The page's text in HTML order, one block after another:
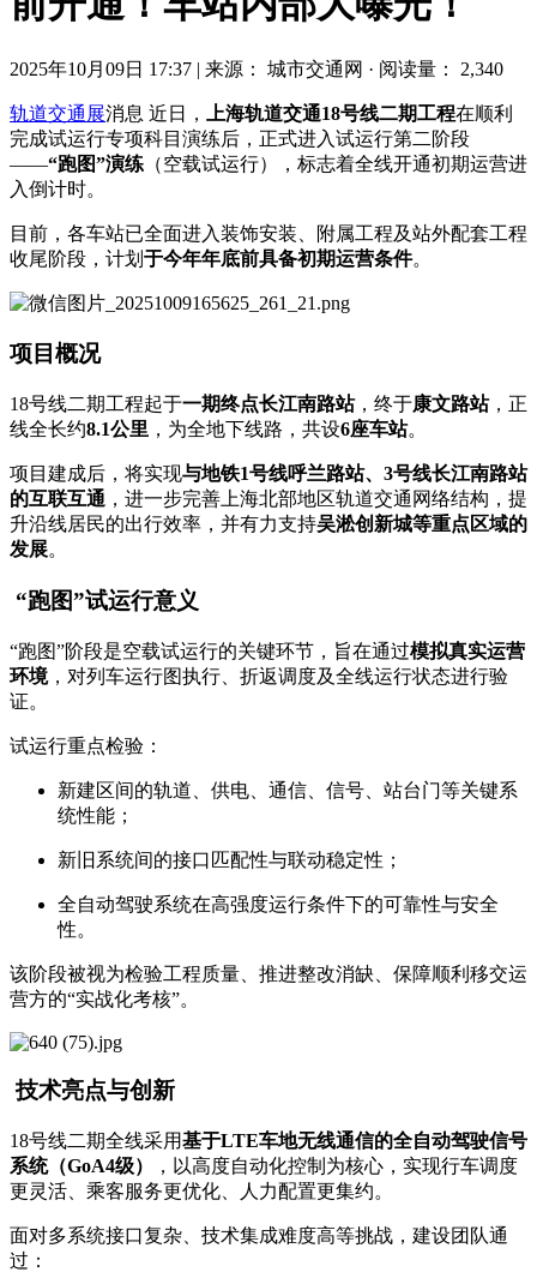
2025年10月09日 17:37 | 来源： 城市交通网 · 阅读量： 2,340
轨道交通展消息 近日， 上海轨道交通18号线二期工程在顺利
完成试运行专项科目演练后，正式进入试运行第二阶段
——“跑图”演练 （空载试运行），标志着全线开通初期运营进
入倒计时。
目前，各车站已全面进入装饰安装、附属工程及站外配套工程
收尾阶段，计划 于今年年底前具备初期运营条件。
项目概况
18号线二期工程起于一期终点长江南路站，终于康文路站，正
线全长约8.1公里 ，为全地下线路，共设6座车站。
项目建成后，将实现与地铁1号线呼兰路站、3号线长江南路站
的互联互通 ，进一步完善上海北部地区轨道交通网络结构，提
升沿线居民的出行效率，并有力支持吴淞创新城等重点区域的
发展。
“跑图”试运行意义
“跑图”阶段是空载试运行的关键环节，旨在通过模拟真实运营
环境，对列车运行图执行、折返调度及全线运行状态进行验
证。
试运行重点检验：
新建区间的轨道、供电、通信、信号、站台门等关键系
统性能；
新旧系统间的接口匹配性与联动稳定性；
全自动驾驶系统在高强度运行条件下的可靠性与安全
性。
该阶段被视为检验工程质量、推进整改消缺、保障顺利移交运
营方的“实战化考核”。
技术亮点与创新
18号线二期全线采用基于LTE车地无线通信的全自动驾驶信号
系统（GoA4级）
，以高度自动化控制为核心，实现行车调度
更灵活、乘客服务更优化、人力配置更集约。
面对多系统接口复杂、技术集成难度高等挑战，建设团队通
过：